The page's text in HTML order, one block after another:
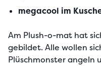
megacool im
Am Plush-o-mat hat
gebildet. Alle wollen
Plüschmonster angeln